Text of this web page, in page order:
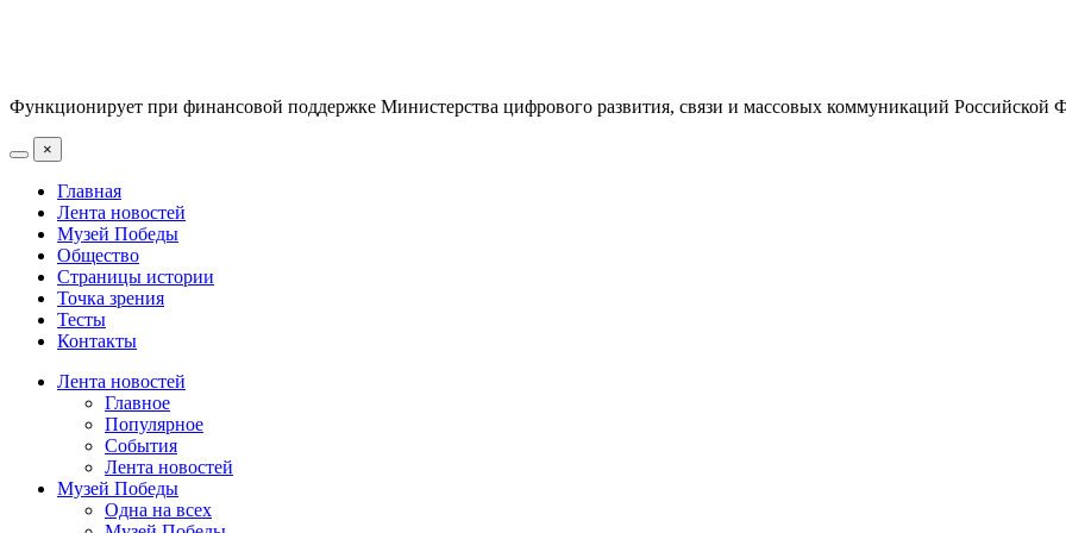
Функционирует при финансовой поддержке Министерства цифрового развития, связи и массовых коммуникаций Российской
×
Главная
Лента новостей
Музей Победы
Общество
Страницы истории
Точка зрения
Тесты
Контакты
Лента новостей
Главное
Популярное
События
Лента новостей
Музей Победы
Одна на всех